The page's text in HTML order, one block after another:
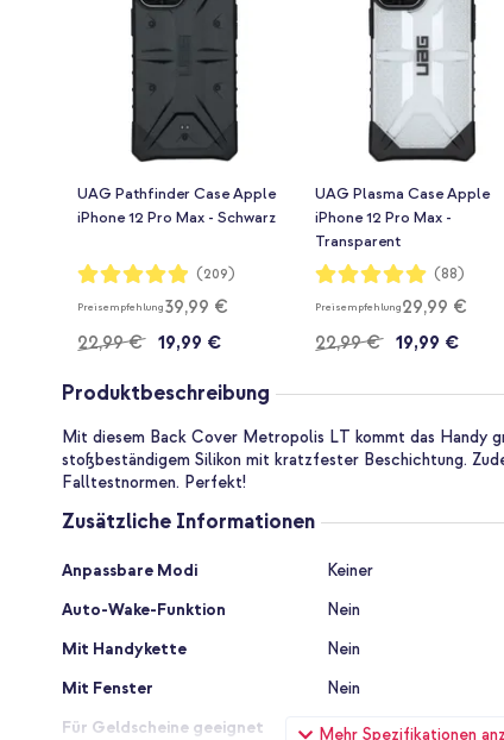
UAG Pathfinder Case Apple
iPhone 12 Pro Max - Schwarz
Bewertung:
98%
(209)
Preisempfehlung39,99 €
22,99 €
19,99 €
UAG Plasma Case Apple
iPhone 12 Pro Max -
Transparent
Bewertung:
99%
(88)
Preisempfehlung29,99 €
22,99 €
19,99 €
Produktbeschreibung
Mit diesem Back Cover Metropolis LT kommt das Handy
stoßbeständigem Silikon mit kratzfester Beschichtung.
Falltestnormen. Perfekt!
Zusätzliche Informationen
Mehr Spezifikationen
Zusätzliche
Anpassbare Modi
Keiner
Auto-Wake-Funktion
Nein
Mit Handykette
Nein
Mit Fenster
Nein
Für Geldscheine geeignet
Nein